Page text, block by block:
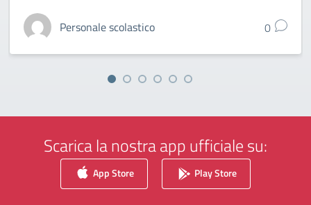
Personale scolastico 0
Scarica la nostra app ufficiale su:
App Store Play Store